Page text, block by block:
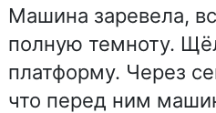
Машина заревела,
полную темноту.
платформу. Через
что перед ним